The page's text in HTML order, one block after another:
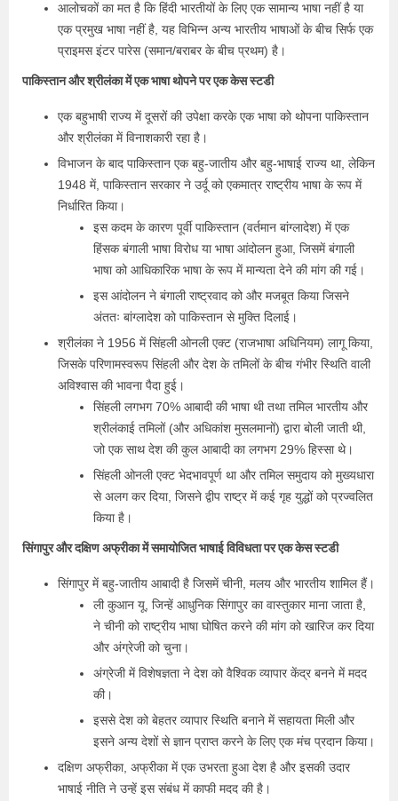
आलोचकों का मत है कि हिंदी भारतीयों के लिए एक सामान्य भाषा नहीं है या
एक प्रमुख भाषा नहीं है, यह विभिन्न अन्य भारतीय भाषाओं के बीच सिर्फ एक
प्राइमस इंटर पारेस (समान/बराबर के बीच प्रथम) है।
पाकिस्तान और श्रीलंका में एक भाषा थोपने पर एक केस स्टडी
एक बहुभाषी राज्य में दूसरों की उपेक्षा करके एक भाषा को थोपना पाकिस्तान
और श्रीलंका में विनाशकारी रहा है।
विभाजन के बाद पाकिस्तान एक बहु-जातीय और बहु-भाषाई राज्य था, लेकिन
1948 में, पाकिस्तान सरकार ने उर्दू को एकमात्र राष्ट्रीय भाषा के रूप में
निर्धारित किया।
इस कदम के कारण पूर्वी पाकिस्तान (वर्तमान बांग्लादेश) में एक
हिंसक बंगाली भाषा विरोध या भाषा आंदोलन हुआ, जिसमें बंगाली
भाषा को आधिकारिक भाषा के रूप में मान्यता देने की मांग की गई।
इस आंदोलन ने बंगाली राष्ट्रवाद को और मजबूत किया जिसने
अंततः बांग्लादेश को पाकिस्तान से मुक्ति दिलाई।
श्रीलंका ने 1956 में सिंहली ओनली एक्ट (राजभाषा अधिनियम) लागू किया,
जिसके परिणामस्वरूप सिंहली और देश के तमिलों के बीच गंभीर स्थिति वाली
अविश्वास की भावना पैदा हुई।
सिंहली लगभग 70% आबादी की भाषा थी तथा तमिल भारतीय और
श्रीलंकाई तमिलों (और अधिकांश मुसलमानों) द्वारा बोली जाती थी,
जो एक साथ देश की कुल आबादी का लगभग 29% हिस्सा थे।
सिंहली ओनली एक्ट भेदभावपूर्ण था और तमिल समुदाय को मुख्यधारा
से अलग कर दिया, जिसने द्वीप राष्ट्र में कई गृह युद्धों को प्रज्वलित
किया है।
सिंगापुर और दक्षिण अफ्रीका में समायोजित भाषाई विविधता पर एक केस स्टडी
सिंगापुर में बहु-जातीय आबादी है जिसमें चीनी, मलय और भारतीय शामिल हैं।
ली कुआन यू, जिन्हें आधुनिक सिंगापुर का वास्तुकार माना जाता है,
ने चीनी को राष्ट्रीय भाषा घोषित करने की मांग को खारिज कर दिया
और अंग्रेजी को चुना।
अंग्रेजी में विशेषज्ञता ने देश को वैश्विक व्यापार केंद्र बनने में मदद
की।
इससे देश को बेहतर व्यापार स्थिति बनाने में सहायता मिली और
इसने अन्य देशों से ज्ञान प्राप्त करने के लिए एक मंच प्रदान किया।
दक्षिण अफ्रीका, अफ्रीका में एक उभरता हुआ देश है और इसकी उदार
भाषाई नीति ने उन्हें इस संबंध में काफी मदद की है।